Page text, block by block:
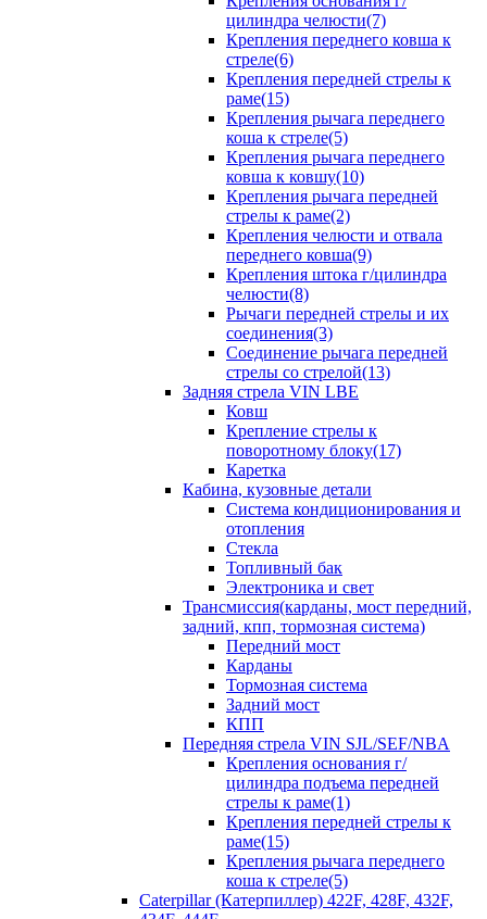
цилиндра челюсти(7)
Крепления переднего ковша к
стреле(6)
Крепления передней стрелы к
раме(15)
Крепления рычага переднего
коша к стреле(5)
Крепления рычага переднего
ковша к ковшу(10)
Крепления рычага передней
стрелы к раме(2)
Крепления челюсти и отвала
переднего ковша(9)
Крепления штока г/цилиндра
челюсти(8)
Рычаги передней стрелы и их
соединения(3)
Соединение рычага передней
стрелы со стрелой(13)
Задняя стрела VIN LBE
Ковш
Крепление стрелы к
поворотному блоку(17)
Каретка
Кабина, кузовные детали
Система кондиционирования и
отопления
Стекла
Топливный бак
Электроника и свет
Трансмиссия(карданы, мост передний,
задний, кпп, тормозная система)
Передний мост
Карданы
Тормозная система
Задний мост
КПП
Передняя стрела VIN SJL/SEF/NBA
Крепления основания г/
цилиндра подъема передней
стрелы к раме(1)
Крепления передней стрелы к
раме(15)
Крепления рычага переднего
коша к стреле(5)
Caterpillar (Катерпиллер) 422F, 428F, 432F,